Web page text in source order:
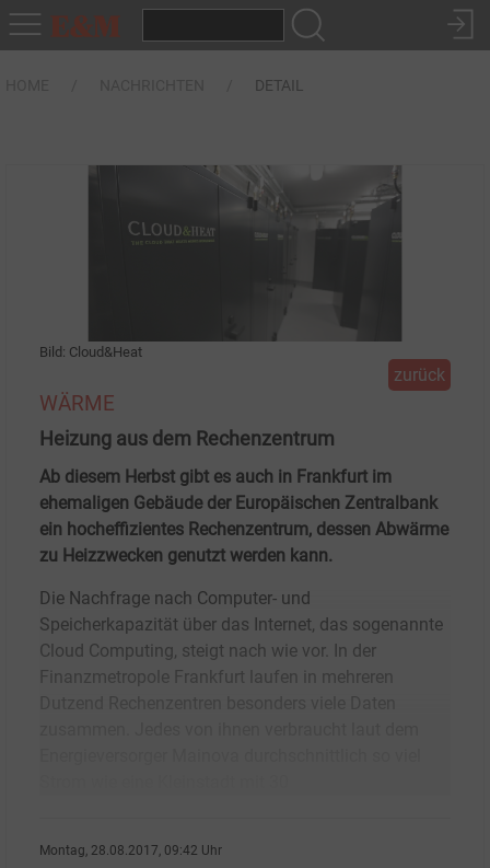
DETAIL
Bild: Cloud&Heat
zurück
WÄRME
Heizung aus dem Rechenzentrum
Ab diesem Herbst gibt es auch in Frankfurt im
ehemaligen Gebäude der Europäischen Zentralbank
ein hocheffizientes Rechenzentrum, dessen Abwärme
zu Heizzwecken genutzt werden kann.
Die Nachfrage nach Computer- und
Speicherkapazität über das Internet, das sogenannte
Cloud Computing, steigt nach wie vor. In der
Finanzmetropole Frankfurt laufen in mehreren
Montag, 28.08.2017, 09:42 Uhr